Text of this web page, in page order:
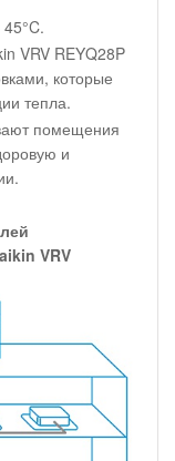
VRV REYQ28P
которые
тепла.
помещения
и
VRV